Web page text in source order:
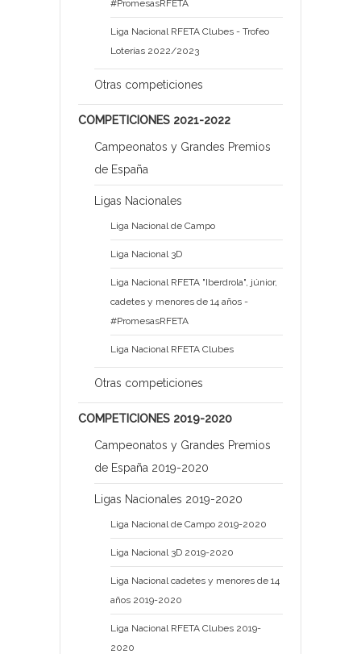
#PromesasRFETA
Liga Nacional RFETA Clubes - Trofeo
Loterías 2022/2023
Otras competiciones
COMPETICIONES 2021-2022
Campeonatos y Grandes Premios
de España
Ligas Nacionales
Liga Nacional de Campo
Liga Nacional 3D
Liga Nacional RFETA "Iberdrola", júnior,
cadetes y menores de 14 años -
#PromesasRFETA
Liga Nacional RFETA Clubes
Otras competiciones
COMPETICIONES 2019-2020
Campeonatos y Grandes Premios
de España 2019-2020
Ligas Nacionales 2019-2020
Liga Nacional de Campo 2019-2020
Liga Nacional 3D 2019-2020
Liga Nacional cadetes y menores de 14
años 2019-2020
Liga Nacional RFETA Clubes 2019-
2020